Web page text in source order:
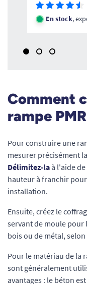
En stock,
Comment
rampe
Pour construire une
mesurer précisément
Délimitez-la à l'aide
hauteur à franchir
installation.
Ensuite, créez le
servant de moule pour
bois ou de métal,
Pour le matériau de la
sont généralement
avantages : le béton